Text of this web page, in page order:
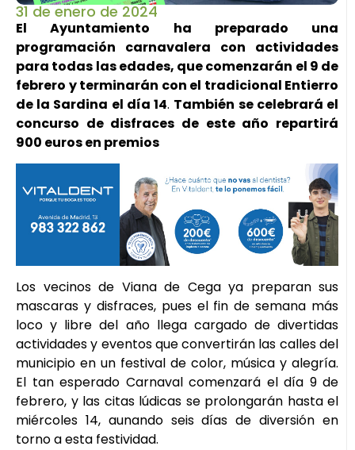
31 de enero de 2024
El Ayuntamiento ha preparado una
programación carnavalera con actividades
para todas las edades, que comenzarán el 9 de
febrero y terminarán con el tradicional Entierro
de la Sardina el día 14. También se celebrará el
concurso de disfraces de este año repartirá
900 euros en premios
Los vecinos de Viana de Cega ya preparan sus
mascaras y disfraces, pues el fin de semana más
loco y libre del año llega cargado de divertidas
actividades y eventos que convertirán las calles del
municipio en un festival de color, música y alegría.
El tan esperado Carnaval comenzará el día 9 de
febrero, y las citas lúdicas se prolongarán hasta el
miércoles 14, aunando seis días de diversión en
torno a esta festividad.